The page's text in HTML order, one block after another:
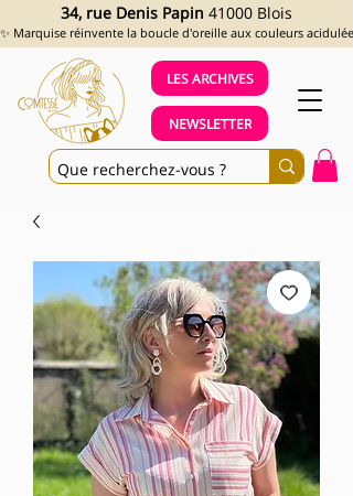
LES ARCHIVES
NEWSLETTER
34, rue Denis Papin 41000 Blois
✨ Marquise réinvente la boucle d'oreille aux couleurs